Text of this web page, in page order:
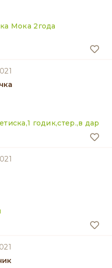
Мока 2года
годик,стер.,в дар